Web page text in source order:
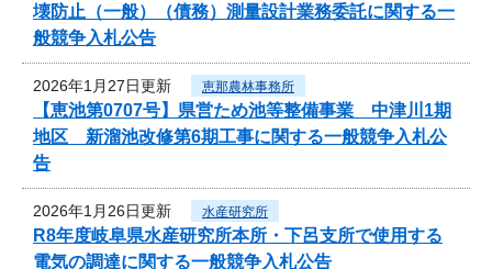
壊防止（一般）（債務）測量設計業務委託に関する一
般競争入札公告
2026年1月27日更新 恵那農林事務所
【恵池第0707号】県営ため池等整備事業 中津川1期
地区 新溜池改修第6期工事に関する一般競争入札公
告
2026年1月26日更新 水産研究所
R8年度岐阜県水産研究所本所・下呂支所で使用する
電気の調達に関する一般競争入札公告